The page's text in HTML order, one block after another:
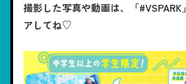
撮影した写真や動画は、「#VSPARK
アしてね♡